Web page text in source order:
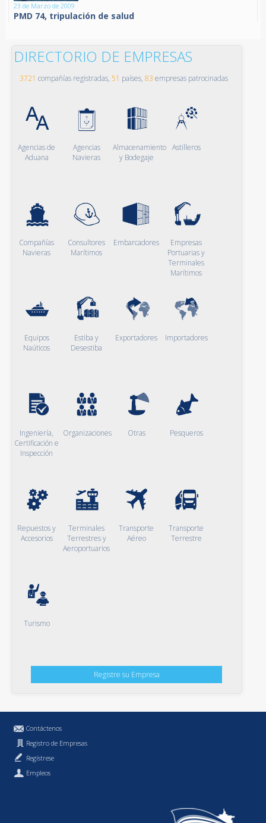
23 de Marzo de 2009
PMD 74, tripulación de salud
DIRECTORIO DE EMPRESAS
3721 compañías registradas, 51 países, 83 empresas patrocinadas
Agencias de
Aduana
Agencias
Navieras
Almacenamiento
y Bodegaje
Astilleros
Compañías
Navieras
Consultores
Marítimos
Embarcadores
Empresas
Portuarias y
Terminales
Marítimos
Equipos
Naúticos
Estiba y
Desestiba
Exportadores Importadores
Ingeniería,
Certificación e
Inspección
Organizaciones Otras Pesqueros
Repuestos y
Accesorios
Terminales
Terrestres y
Aeroportuarios
Transporte
Aéreo
Transporte
Terrestre
Turismo
Registre su Empresa
Contáctenos
Registro de Empresas
Regístrese
Empleos